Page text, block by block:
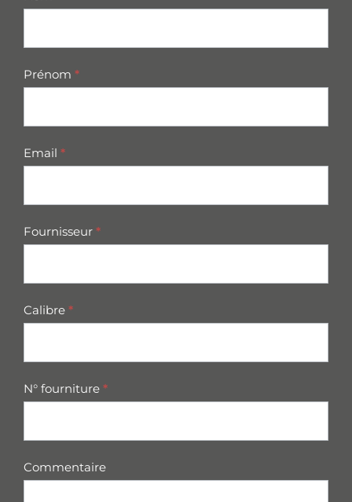
Prénom *
Email *
Fournisseur *
Calibre *
N° fourniture *
Commentaire